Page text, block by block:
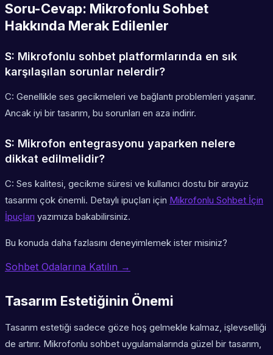
Soru-Cevap: Mikrofonlu Sohbet
Hakkında Merak Edilenler
S: Mikrofonlu sohbet platformlarında en sık
karşılaşılan sorunlar nelerdir?
C: Genellikle ses gecikmeleri ve bağlantı problemleri yaşanır.
Ancak iyi bir tasarım, bu sorunları en aza indirir.
S: Mikrofon entegrasyonu yaparken nelere
dikkat edilmelidir?
C: Ses kalitesi, gecikme süresi ve kullanıcı dostu bir arayüz
tasarımı çok önemli. Detaylı ipuçları için Mikrofonlu Sohbet İçin
İpuçları yazımıza bakabilirsiniz.
Bu konuda daha fazlasını deneyimlemek ister misiniz?
Sohbet Odalarına Katılın →
Tasarım Estetiğinin Önemi
Tasarım estetiği sadece göze hoş gelmekle kalmaz, işlevselliği
de artırır. Mikrofonlu sohbet uygulamalarında güzel bir tasarım,